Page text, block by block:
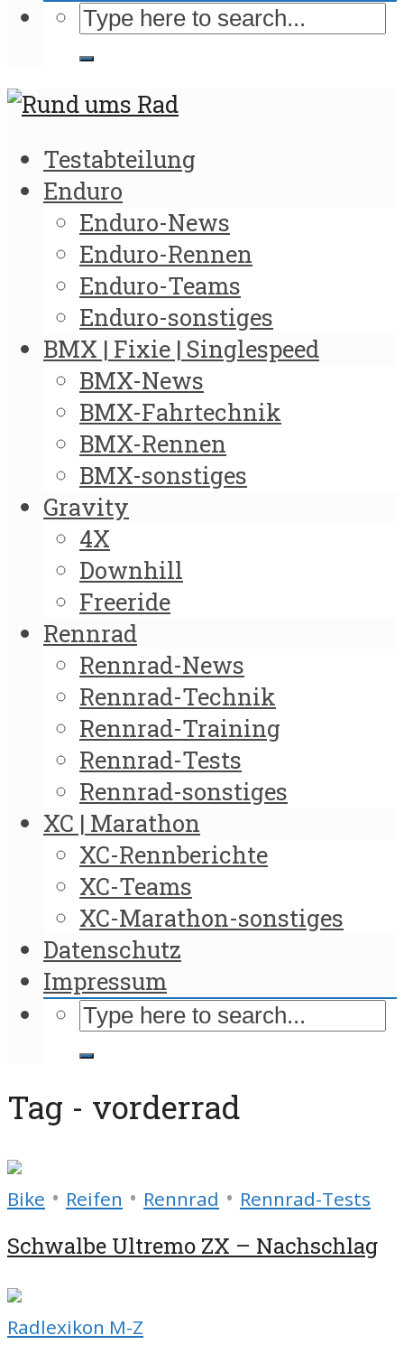
Testabteilung
Enduro
Enduro-News
Enduro-Rennen
Enduro-Teams
Enduro-sonstiges
BMX | Fixie | Singlespeed
BMX-News
BMX-Fahrtechnik
BMX-Rennen
BMX-sonstiges
Gravity
4X
Downhill
Freeride
Rennrad
Rennrad-News
Rennrad-Technik
Rennrad-Training
Rennrad-Tests
Rennrad-sonstiges
XC | Marathon
XC-Rennberichte
XC-Teams
XC-Marathon-sonstiges
Datenschutz
Impressum
Tag - vorderrad
Bike • Reifen • Rennrad • Rennrad-Tests
Schwalbe Ultremo ZX – Nachschlag
Radlexikon M-Z